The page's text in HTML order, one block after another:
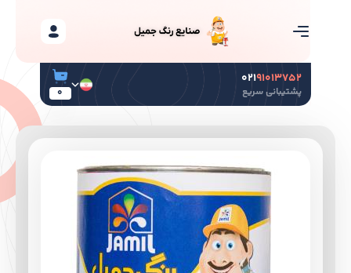
۹۱۰۱۳۷۵۲۰۲۱
پشتیبانی سریع 0